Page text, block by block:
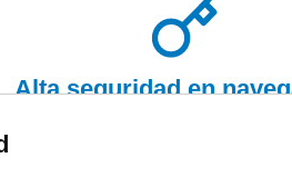
Alta seguridad en